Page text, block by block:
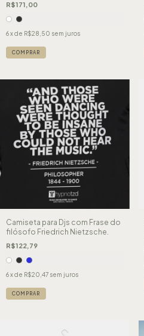
R$171,00
6x de R$28,50 sem juros
COMPRAR
Camiseta para Djs com Frase do
filósofo Friedrich Nietzsche.
R$122,79
6x de R$20,47 sem juros
COMPRAR